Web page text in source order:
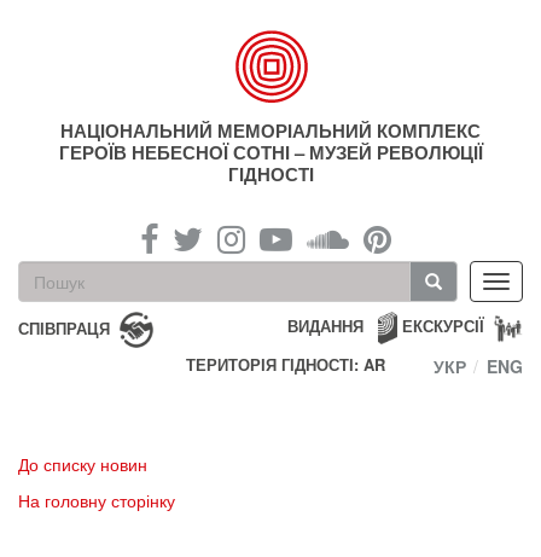
НАЦІОНАЛЬНИЙ МЕМОРІАЛЬНИЙ КОМПЛЕКС
ГЕРОЇВ НЕБЕСНОЇ СОТНІ – МУЗЕЙ РЕВОЛЮЦІЇ
ГІДНОСТІ
Пошукова
форма
Пошук
СПІВПРАЦЯ ЕКСКУРСІЇ
ВИДАННЯ
ТЕРИТОРІЯ ГІДНОСТІ: AR
УКР ENG
До списку новин
На головну сторінку